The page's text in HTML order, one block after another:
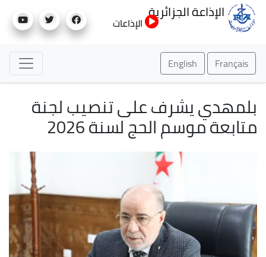
إلى
الإذاعة الجزائرية
الإذاعات
Français
English
بلمهدي يشرف على تنصيب لجنة
متابعة موسم الحج لسنة 2026